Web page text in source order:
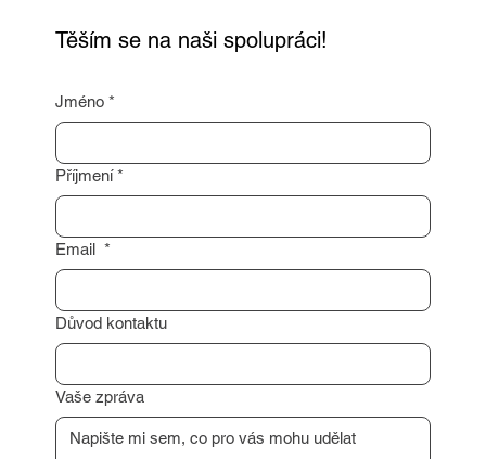
Těším se na naši spolupráci!
Jméno *
Příjmení *
Email *
Důvod kontaktu
Vaše zpráva